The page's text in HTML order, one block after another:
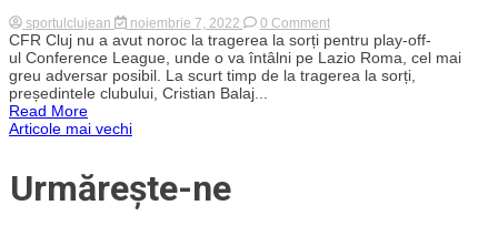
sportulclujean noiembrie 7, 2022 0 Commenton
CFR
Cluj
–
Lazio:
CFR Cluj nu a avut noroc la tragerea la sorți pentru play-off-
ul Conference League, unde o va întâlni pe Lazio Roma, cel mai
greu adversar posibil. La scurt timp de la tragerea la sorți,
președintele clubului, Cristian Balaj...
Read More
Navigare
în
Articole mai vechi
Urmărește-ne